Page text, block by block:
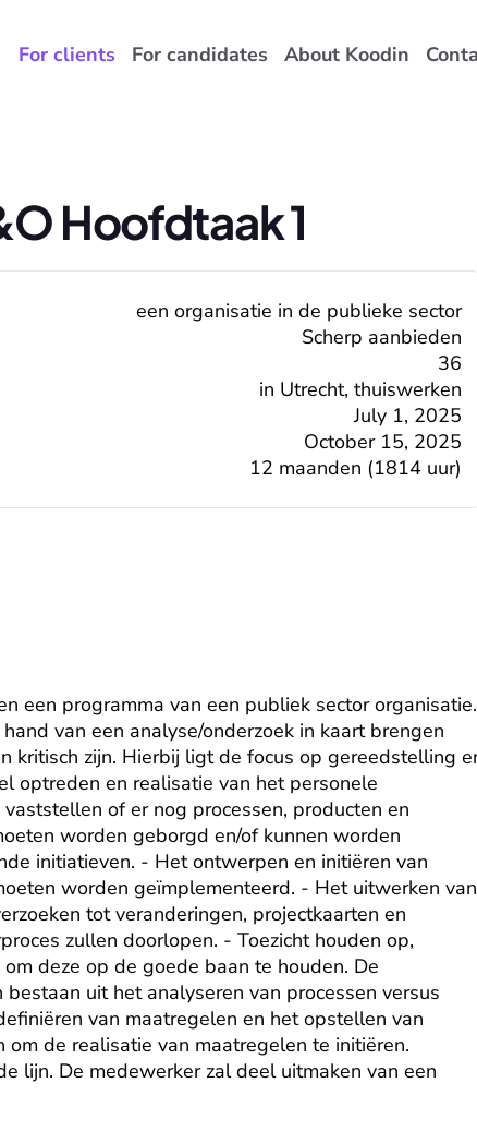
For clients For candidates About Koodin
Hoofdtaak 1
July 1, 2025
October 15, 2025
12 maanden (1814 uur)
een organisatie in de publieke sector
Scherp aanbieden
36
in Utrecht, thuiswerken
een programma van een publiek sector organisatie.
van een analyse/onderzoek in kaart brengen
kritisch zijn. Hierbij ligt de focus op gereedstelling
optreden en realisatie van het personele
of er nog processen, producten en
worden geborgd en/of kunnen worden
initiatieven. - Het ontwerpen en initiëren van
worden geïmplementeerd. - Het uitwerken van
tot veranderingen, projectkaarten en
zullen doorlopen. - Toezicht houden op,
deze op de goede baan te houden. De
uit het analyseren van processen versus
van maatregelen en het opstellen van
de realisatie van maatregelen te initiëren.
lijn. De medewerker zal deel uitmaken van een